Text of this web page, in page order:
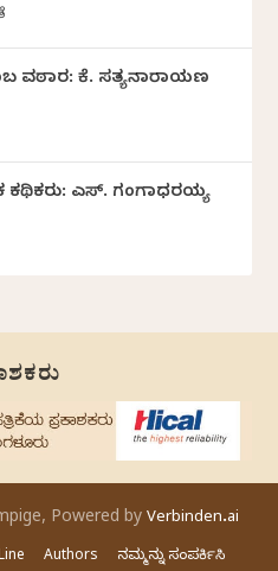
ಕೆ. ಸತ್ಯನಾರಾಯಣ
ಕಥಿಕರು: ಎಸ್. ಗಂಗಾಧರಯ್ಯ
Powered by Verbinden.ai
Authors ನಮ್ಮನ್ನು ಸಂಪರ್ಕಿಸಿ